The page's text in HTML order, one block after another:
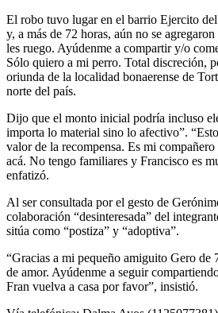
El robo tuvo lugar en el barrio Ejercito
y, a más de 72 horas, aún no se
les ruego. Ayúdenme a compartir y/o
Sólo quiero a mi perro. Total discreción,
oriunda de la localidad bonaerense de
norte del país.
Dijo que el monto inicial podría incluso
importa lo material sino lo afectivo”.
valor de la recompensa. Es mi
acá. No tengo familiares y Francisco es
enfatizó.
Al ser consultada por el gesto de
colaboración “desinteresada” del
sitúa como “postiza” y “adoptiva”.
“Gracias a mi pequeño amiguito Gero de
de amor. Ayúdenme a seguir
Fran vuelva a casa por favor”, insistió.